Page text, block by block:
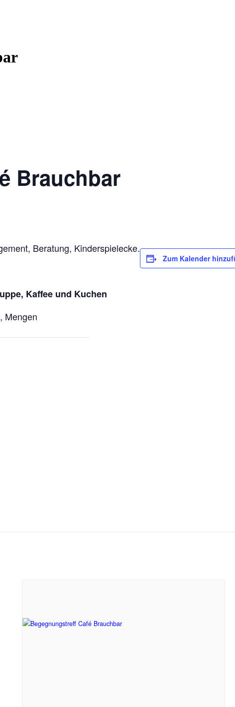
Brauchbar
Beratung, Kinderspielecke.
Kaffee und Kuchen
Mengen
Zum Kalender